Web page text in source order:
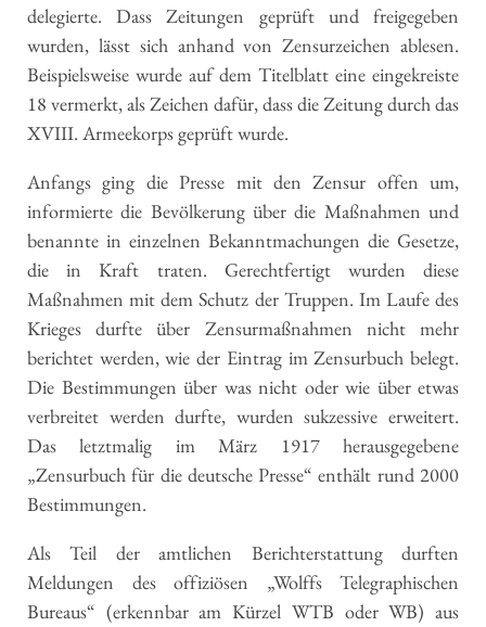
delegierte. Dass Zeitungen geprüft und freigegeben
wurden, lässt sich anhand von Zensurzeichen ablesen.
Beispielsweise wurde auf dem Titelblatt eine eingekreiste
18 vermerkt, als Zeichen dafür, dass die Zeitung durch das
XVIII. Armeekorps geprüft wurde.
Anfangs ging die Presse mit den Zensur offen um,
informierte die Bevölkerung über die Maßnahmen und
benannte in einzelnen Bekanntmachungen die Gesetze,
die in Kraft traten. Gerechtfertigt wurden diese
Maßnahmen mit dem Schutz der Truppen. Im Laufe des
Krieges durfte über Zensurmaßnahmen nicht mehr
berichtet werden, wie der Eintrag im Zensurbuch belegt.
Die Bestimmungen über was nicht oder wie über etwas
verbreitet werden durfte, wurden sukzessive erweitert.
Das letztmalig im März 1917 herausgegebene
„Zensurbuch für die deutsche Presse“ enthält rund 2000
Bestimmungen.
Als Teil der amtlichen Berichterstattung durften
Meldungen des offiziösen „Wolffs Telegraphischen
Bureaus“ (erkennbar am Kürzel WTB oder WB) aus